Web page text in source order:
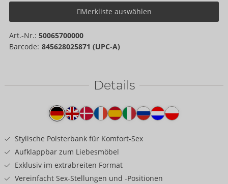
Merkliste auswählen
Art.-Nr.: 50065700000
Barcode: 845628025871 (UPC-A)
Details
Produkttext
Stylische Polsterbank für Komfort-Sex
Aufklappbar zum Liebesmöbel
Exklusiv im extrabreiten Format
Vereinfacht Sex-Stellungen und -Positionen